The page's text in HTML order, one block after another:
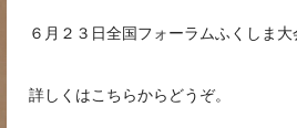
６月２３日全国フォーラムふくしま大
詳しくはこちらからどうぞ。